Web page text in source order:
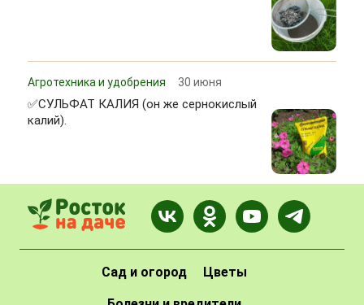
Агротехника и удобрения 30 июня
✅СУЛЬФАТ КАЛИЯ (он же сернокислый
калий).
Сад и огород Цветы